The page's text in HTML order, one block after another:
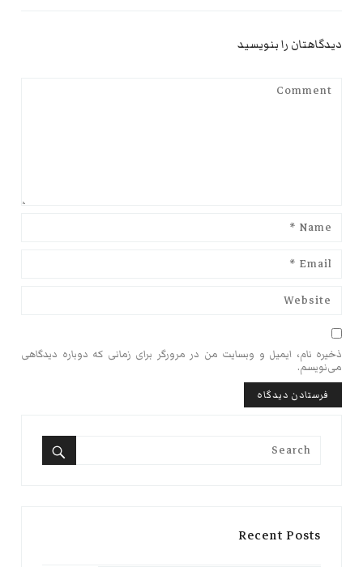
دیدگاهتان را بنویسید
ذخیره نام، ایمیل و وبسایت من در مرورگر برای زمانی که دوباره دیدگاهی
می‌نویسم.
Search
Recent Posts